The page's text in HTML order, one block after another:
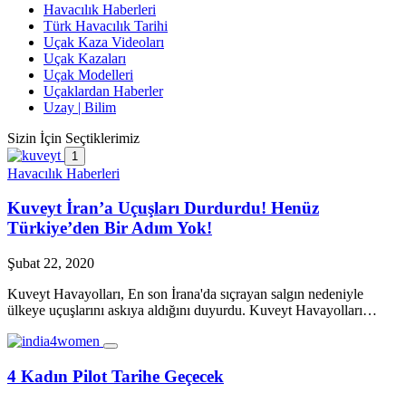
Havacılık Haberleri
Türk Havacılık Tarihi
Uçak Kaza Videoları
Uçak Kazaları
Uçak Modelleri
Uçaklardan Haberler
Uzay | Bilim
Sizin İçin Seçtiklerimiz
1
Havacılık Haberleri
Kuveyt İran’a Uçuşları Durdurdu! Henüz
Türkiye’den Bir Adım Yok!
Şubat 22, 2020
Kuveyt Havayolları, En son İrana'da sıçrayan salgın nedeniyle
ülkeye uçuşlarını askıya aldığını duyurdu. Kuveyt Havayolları…
4 Kadın Pilot Tarihe Geçecek